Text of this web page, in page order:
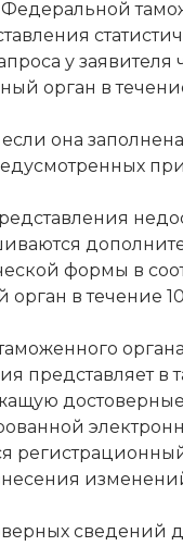
Федеральной
у
орган в
она
формы в
в течение
представляет в
сведений